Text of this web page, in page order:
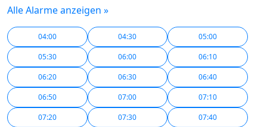
Alle Alarme anzeigen »
04:00 04:30
05:00
05:30
06:00
06:10
06:20
06:30
06:40
06:50
07:00
07:10
07:20
07:30
07:40